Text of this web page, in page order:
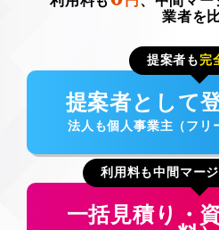
業者を
提案者も 完
提案者として
法人も個人事業主（フリ
利用料も中間マー
一括見積り・